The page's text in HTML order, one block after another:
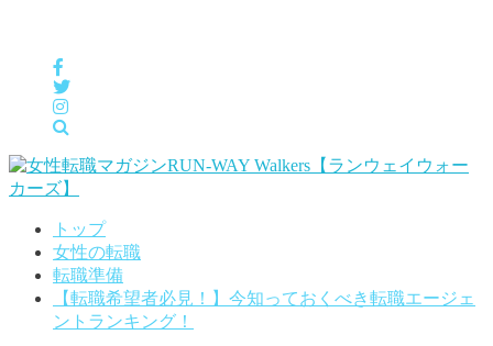
トップ
女性の転職
転職準備
【転職希望者必見！】今知っておくべき転職エージェ
ントランキング！